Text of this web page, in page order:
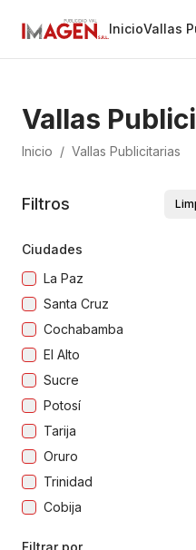
InicioVallas
Vallas
Inicio / Vallas Publicitarias
Filtros
Ciudades
La Paz
Santa Cruz
Cochabamba
El Alto
Sucre
Potosí
Tarija
Oruro
Trinidad
Cobija
Filtrar por